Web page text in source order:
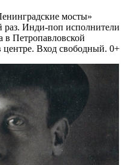
мосты»
раз. Инди-поп исполнители
в Петропавловской
центре. Вход свободный. 0+